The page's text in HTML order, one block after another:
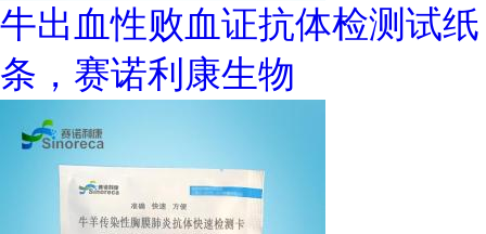
牛出血性败血证抗体检测试纸
条，赛诺利康生物